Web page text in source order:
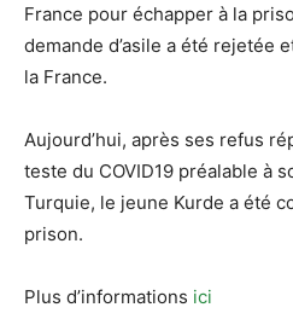
France pour échapper à la
demande d’asile a été rejetée
la France.
Aujourd’hui, après ses refus
teste du COVID19 préalable à
Turquie, le jeune Kurde a été
prison.
Plus d’informations ici